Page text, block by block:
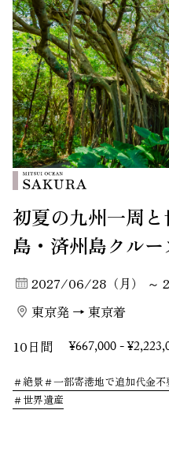
初夏の九州一周
島・済州島クルー
2027/06/28（月） ～
東京発 → 東京着
10日間
¥667,000 -
絶景
一部寄港地で追加代金
世界遺産